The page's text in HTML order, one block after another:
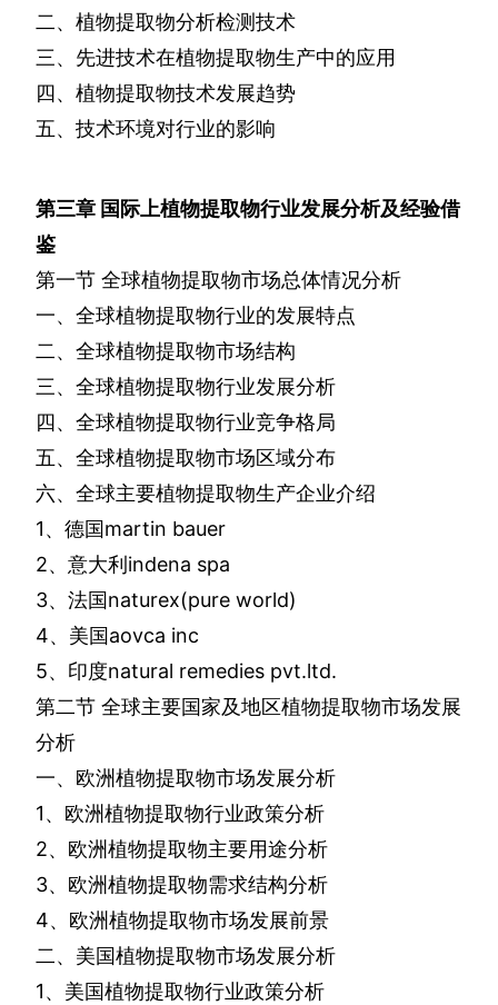
二、植物提取物分析检测技术
三、先进技术在植物提取物生产中的应用
四、植物提取物技术发展趋势
五、技术环境对行业的影响
第三章 国际上植物提取物行业发展分析及经验借
鉴
第一节 全球植物提取物市场总体情况分析
一、全球植物提取物行业的发展特点
二、全球植物提取物市场结构
三、全球植物提取物行业发展分析
四、全球植物提取物行业竞争格局
五、全球植物提取物市场区域分布
六、全球主要植物提取物生产企业介绍
1、德国martin bauer
2、意大利 indena spa
3、法国naturex(pure world)
4、美国aovca inc
5、印度natural remedies pvt.ltd.
第二节 全球主要国家及地区植物提取物市场发展
分析
一、欧洲植物提取物市场发展分析
1、欧洲植物提取物行业政策分析
2、欧洲植物提取物主要用途分析
3、欧洲植物提取物需求结构分析
4、欧洲植物提取物市场发展前景
二、美国植物提取物市场发展分析
1、美国植物提取物行业政策分析